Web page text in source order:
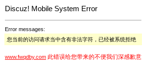
Discuz! Mobile System Error
Error messages:
您当前的访问请求当中含有非法字符，已经被系统拒绝
www.fwqdby.com 此错误给您带来的不便我们深感歉意